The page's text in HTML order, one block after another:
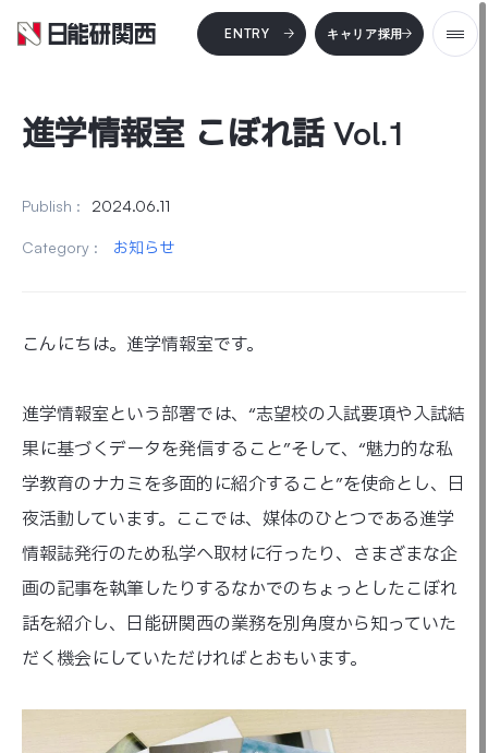
本文までスキップする
ENTRY キャリア採用
メ
進学情報室 こぼれ話 Vol.1
Publish : 2024.06.11
Category : お知らせ
こんにちは。進学情報室です。
進学情報室という部署では、“志望校の入試要項や入試結
果に基づくデータを発信すること”そして、“魅力的な私
学教育のナカミを多面的に紹介すること”を使命とし、日
夜活動しています。ここでは、媒体のひとつである進学
情報誌発行のため私学へ取材に行ったり、さまざまな企
画の記事を執筆したりするなかでのちょっとしたこぼれ
話を紹介し、日能研関西の業務を別角度から知っていた
だく機会にしていただければとおもいます。